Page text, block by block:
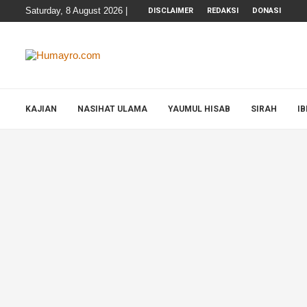
Saturday, 8 August 2026 | DISCLAIMER REDAKSI DONASI
KAJIAN NASIHAT ULAMA YAUMUL HISAB SIRAH